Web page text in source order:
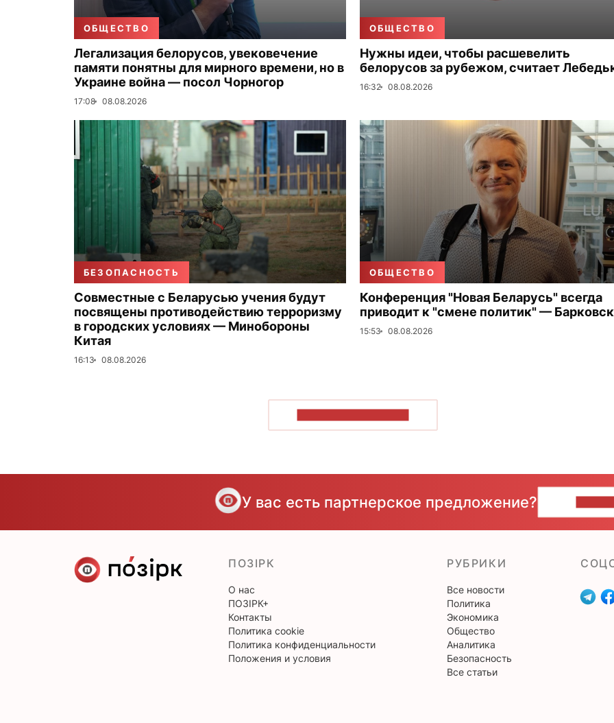
ОБЩЕСТВО
Легализация белорусов, увековечение
памяти понятны для мирного времени, но в
Украине война — посол Чорногор
17:08 08.08.2026
ОБЩЕСТВО
Нужны идеи, чтобы расшевелить
белорусов за рубежом, считает
16:32 08.08.2026
БЕЗОПАСНОСТЬ
Совместные с Беларусью учения будут
посвящены противодействию терроризму
в городских условиях — Минобороны
Китая
16:13 08.08.2026
ОБЩЕСТВО
Конференция "Новая Беларусь" всегда
приводит к "смене политик" —
15:53 08.08.2026
У вас есть партнерское предложение?
ПОЗІРК
О нас
ПОЗІРК+
Контакты
Политика cookie
Политика конфиденциальности
Положения и условия
РУБРИКИ
Все новости
Политика
Экономика
Общество
Аналитика
Безопасность
Все статьи